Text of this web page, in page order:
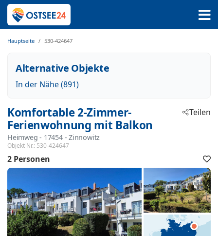
Hauptseite 530-424647
Alternative Objekte
In der Nähe (891)
Komfortable 2-Zimmer-
Ferienwohnung mit Balkon
Heimweg - 17454 - Zinnowitz
Objekt Nr.: 530-424647
Teilen
2 Personen